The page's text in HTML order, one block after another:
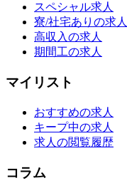
スペシャル求人
寮/社宅ありの求人
高収入の求人
期間工の求人
マイリスト
おすすめの求人
キープ中の求人
求人の閲覧履歴
コラム